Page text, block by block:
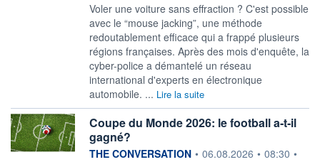
Voler une voiture sans effraction ? C'est possible
avec le “mouse jacking”, une méthode
redoutablement efficace qui a frappé plusieurs
régions françaises. Après des mois d'enquête, la
cyber-police a démantelé un réseau
international d'experts en électronique
automobile. ... Lire la suite
Coupe du Monde 2026: le football a‑t‑il
gagné?
information fournie par
THE CONVERSATION • 06.08.2026 • 08:30 •